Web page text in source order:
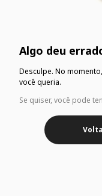
Algo deu
Desculpe. No
você queria.
Se quiser, você pode